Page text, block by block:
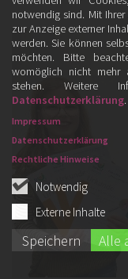
notwendig sind. Mit
zur Anzeige externer
werden. Sie können
möchten. Bitte
womöglich nicht mehr
stehen. Weitere
Datenschutzerklärung.
Notwendig
Externe Inhalte
Speichern Alle
Impressum
Datenschutzerklärung
Rechtliche Hinweise